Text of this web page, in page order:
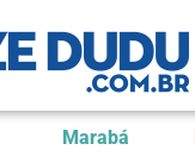
Marabá